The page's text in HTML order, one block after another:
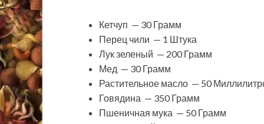
Кетчуп — 30 Грамм
Перец чили — 1 Штука
Лук зеленый — 200 Грамм
Мед — 30 Грамм
Растительное масло — 50
Говядина — 350 Грамм
Пшеничная мука — 50 Грамм